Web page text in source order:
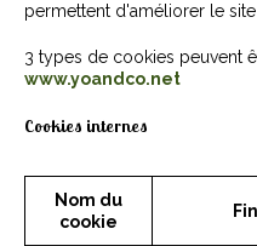
permettent d'améliorer le site
3 types de cookies peuvent
www.yoandco.net
Cookies internes
Nom du
cookie